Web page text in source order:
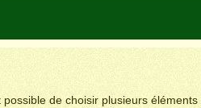
possible de choisir plusieurs